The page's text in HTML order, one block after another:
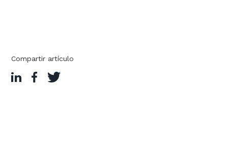
Compartir artículo